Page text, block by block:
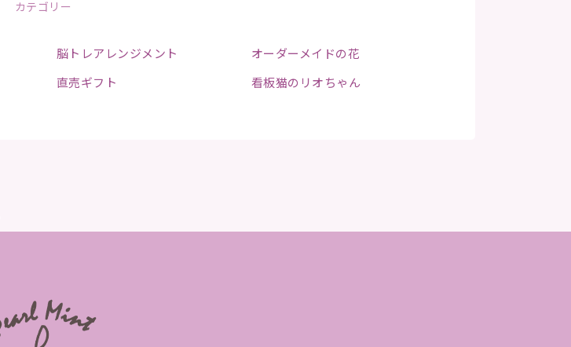
カテゴリー
脳トレアレンジメント
オーダーメイドの花
直売ギフト 看板猫のリオちゃん